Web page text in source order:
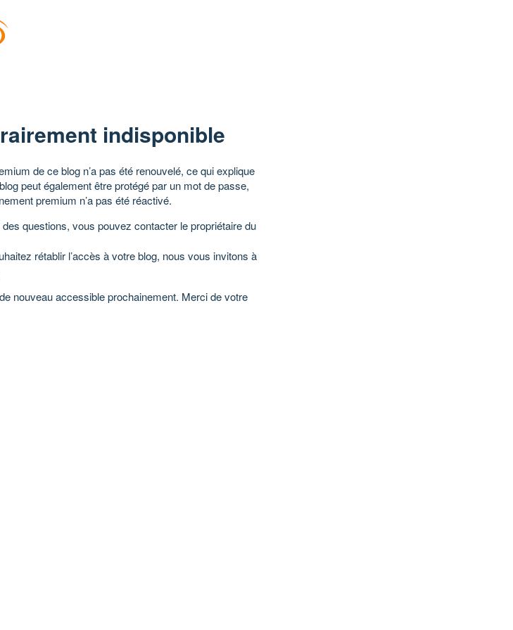
indisponible
de ce blog n’a pas été renouvelé, ce qui explique
peut également être protégé par un mot de passe,
premium n’a pas été réactivé.
questions, vous pouvez contacter le propriétaire du
rétablir l’accès à votre blog, nous vous invitons à
nouveau accessible prochainement. Merci de votre